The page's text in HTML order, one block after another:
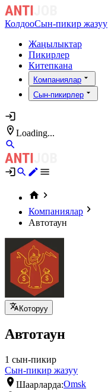
КолдооСын-пикир жазуу
Жаңылыктар
Пикирлер
Китепкана
Компаниялар
Сын-пикирлер
Loading...
Компаниялар
Автотаун
Которуу
Автотаун
1 сын-пикир
Сын-пикир жазуу
Шаарларда:Omsk